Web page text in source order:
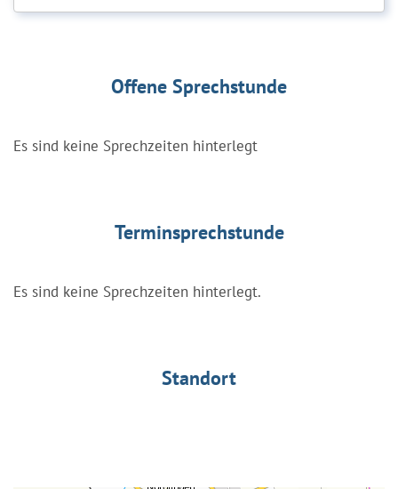
Offene Sprechstunde
Es sind keine Sprechzeiten hinterlegt
Terminsprechstunde
Es sind keine Sprechzeiten hinterlegt.
Standort